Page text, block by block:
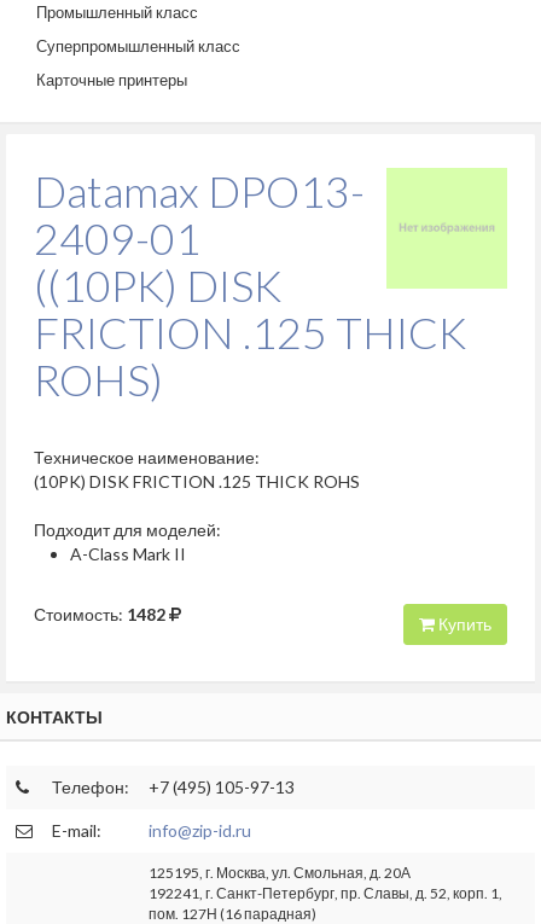
Промышленный класс
Суперпромышленный класс
Карточные принтеры
Datamax DPO13-
2409-01
((10PK) DISK
FRICTION .125 THICK
ROHS)
Техническое наименование:
(10PK) DISK FRICTION .125 THICK ROHS
Подходит для моделей:
A-Class Mark II
Стоимость: 1482 Купить
КОНТАКТЫ
Телефон: +7 (495) 105-97-13
E-mail: info@zip-id.ru
125195, г. Москва, ул. Смольная, д. 20А
192241, г. Санкт-Петербург, пр. Славы, д. 52, корп. 1,
пом. 127Н (16 парадная)